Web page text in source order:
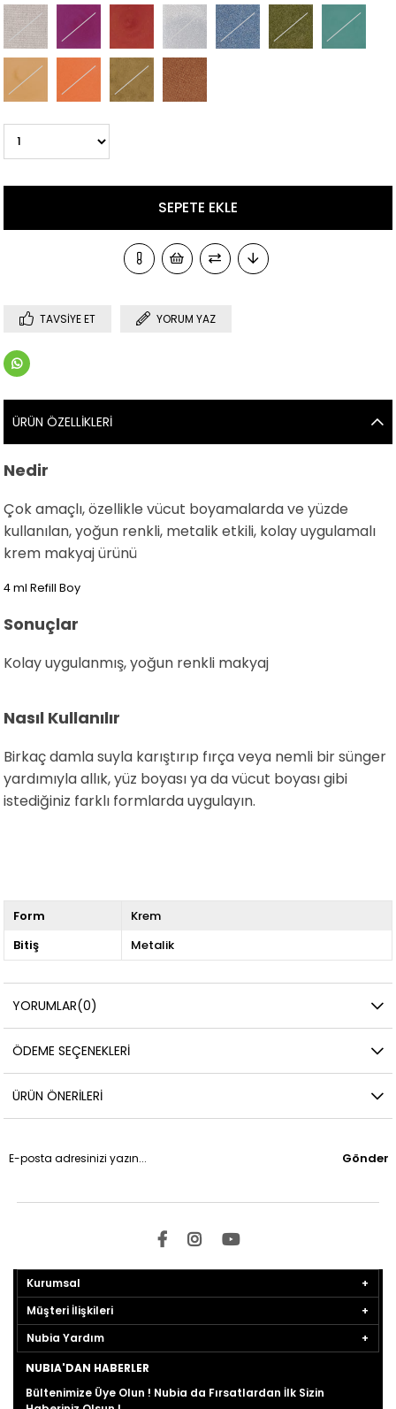
TAVSIYE ET YORUM YAZ
ÜRÜN ÖZELLIKLERI
Nedir
Çok amaçlı, özellikle vücut boyamalarda ve yüzde
kullanılan, yoğun renkli, metalik etkili, kolay uygulamalı
krem makyaj ürünü
4 ml Refill Boy
Sonuçlar
Kolay uygulanmış, yoğun renkli makyaj
Nasıl Kullanılır
Birkaç damla suyla karıştırıp fırça veya nemli bir sünger
yardımıyla allık, yüz boyası ya da vücut boyası gibi
istediğiniz farklı formlarda uygulayın.
Form
Krem
Bitiş
Metalik
YORUMLAR(0)
ÖDEME SEÇENEKLERI
ÜRÜN ÖNERILERI
Gönder
Kurumsal
Müşteri İlişkileri
Nubia Yardım
NUBIA'DAN HABERLER
Bültenimize Üye Olun ! Nubia da Fırsatlardan İlk Sizin